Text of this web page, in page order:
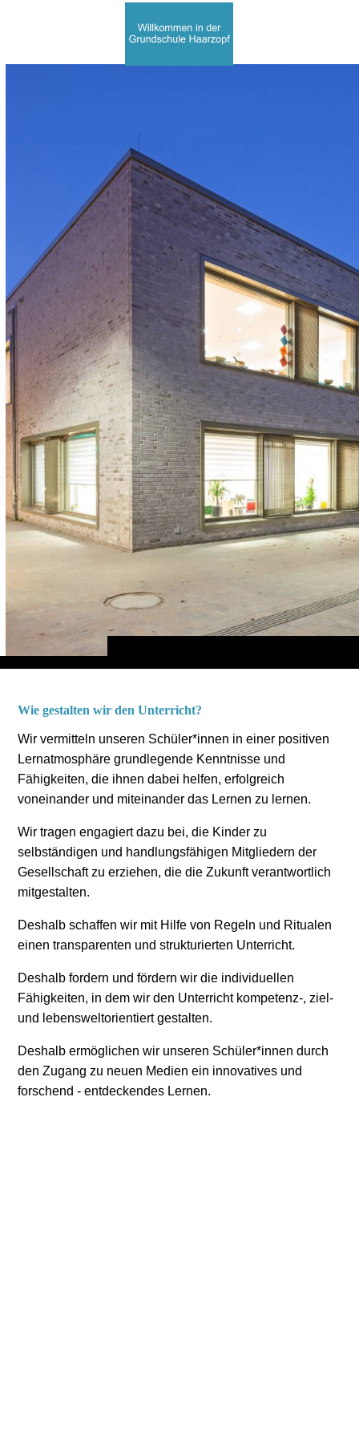
Wie gestalten wir den Unterricht?
Wir vermitteln unseren Schüler*innen in einer positiven
Lernatmosphäre grundlegende Kenntnisse und
Fähigkeiten, die ihnen dabei helfen, erfolgreich
voneinander und miteinander das Lernen zu lernen.
Wir tragen engagiert dazu bei, die Kinder zu
selbständigen und handlungsfähigen Mitgliedern der
Gesellschaft zu erziehen, die die Zukunft verantwortlich
mitgestalten.
Deshalb schaffen wir mit Hilfe von Regeln und Ritualen
einen transparenten und strukturierten Unterricht.
Deshalb fordern und fördern wir die individuellen
Fähigkeiten, in dem wir den Unterricht kompetenz-, ziel-
und lebensweltorientiert gestalten.
Deshalb ermöglichen wir unseren Schüler*innen durch
den Zugang zu neuen Medien ein innovatives und
forschend - entdeckendes Lernen.